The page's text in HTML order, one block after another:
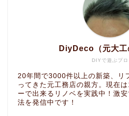
DIYで遊ぶプロ
DiyDeco（元大工
20年間で3000件以上の新築、リ
ってきた元工務店の親方。現在
ーで出来るリノベを実践中！激
法を発信中です！